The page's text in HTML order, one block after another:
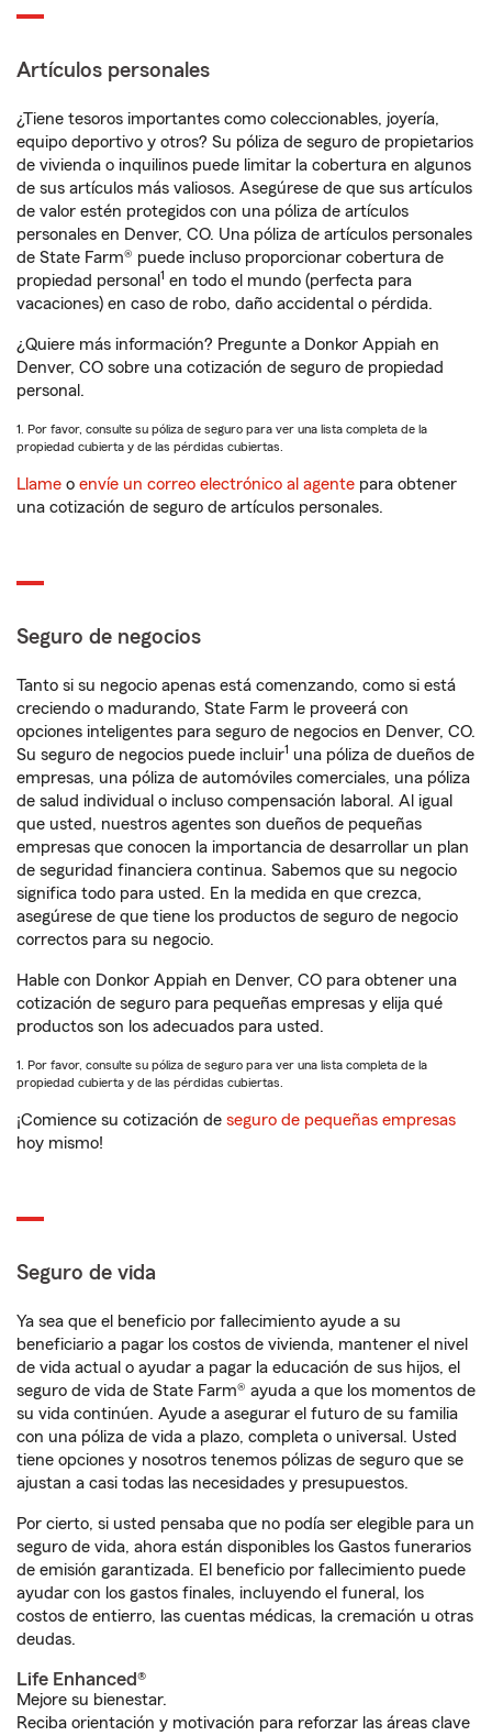
Artículos personales
¿Tiene tesoros importantes como coleccionables, joyería,
equipo deportivo y otros? Su póliza de seguro de propietarios
de vivienda o inquilinos puede limitar la cobertura en algunos
de sus artículos más valiosos. Asegúrese de que sus artículos
de valor estén protegidos con una póliza de artículos
personales en Denver, CO. Una póliza de artículos personales
de State Farm® puede incluso proporcionar cobertura de
propiedad personal 1 en todo el mundo (perfecta para
vacaciones) en caso de robo, daño accidental o pérdida.
¿Quiere más información? Pregunte a Donkor Appiah en
Denver, CO sobre una cotización de seguro de propiedad
personal.
1. Por favor, consulte su póliza de seguro para ver una lista completa de la
propiedad cubierta y de las pérdidas cubiertas.
Llame o envíe un correo electrónico al agente para obtener
una cotización de seguro de artículos personales.
Seguro de negocios
Tanto si su negocio apenas está comenzando, como si está
creciendo o madurando, State Farm le proveerá con
opciones inteligentes para seguro de negocios en Denver, CO.
Su seguro de negocios puede incluir1 una póliza de dueños de
empresas, una póliza de automóviles comerciales, una póliza
de salud individual o incluso compensación laboral. Al igual
que usted, nuestros agentes son dueños de pequeñas
empresas que conocen la importancia de desarrollar un plan
de seguridad financiera continua. Sabemos que su negocio
significa todo para usted. En la medida en que crezca,
asegúrese de que tiene los productos de seguro de negocio
correctos para su negocio.
Hable con Donkor Appiah en Denver, CO para obtener una
cotización de seguro para pequeñas empresas y elija qué
productos son los adecuados para usted.
1. Por favor, consulte su póliza de seguro para ver una lista completa de la
propiedad cubierta y de las pérdidas cubiertas.
¡Comience su cotización de seguro de pequeñas empresas
hoy mismo!
Seguro de vida
Ya sea que el beneficio por fallecimiento ayude a su
beneficiario a pagar los costos de vivienda, mantener el nivel
de vida actual o ayudar a pagar la educación de sus hijos, el
seguro de vida de State Farm® ayuda a que los momentos de
su vida continúen. Ayude a asegurar el futuro de su familia
con una póliza de vida a plazo, completa o universal. Usted
tiene opciones y nosotros tenemos pólizas de seguro que se
ajustan a casi todas las necesidades y presupuestos.
Por cierto, si usted pensaba que no podía ser elegible para un
seguro de vida, ahora están disponibles los Gastos funerarios
de emisión garantizada. El beneficio por fallecimiento puede
ayudar con los gastos finales, incluyendo el funeral, los
costos de entierro, las cuentas médicas, la cremación u otras
deudas.
Life Enhanced®
Mejore su bienestar.
Reciba orientación y motivación para reforzar las áreas clave